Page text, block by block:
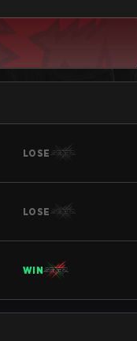
LOSE
LOSE
WIN